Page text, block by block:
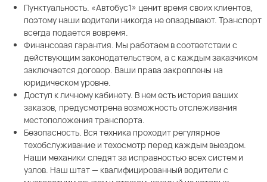
Пунктуальность. «Автобус1» ценит время своих клиентов,
поэтому наши водители никогда не опаздывают. Транспорт
всегда подается вовремя.
Финансовая гарантия. Мы работаем в соответствии с
действующим законодательством, а с каждым заказчиком
заключается договор. Ваши права закреплены на
юридическом уровне.
Доступ к личному кабинету. В нем есть история ваших
заказов, предусмотрена возможность отслеживания
местоположения транспорта.
Безопасность. Вся техника проходит регулярное
техобслуживание и техосмотр перед каждым выездом.
Наши механики следят за исправностью всех систем и
узлов. Наш штат — квалифицированный водители с